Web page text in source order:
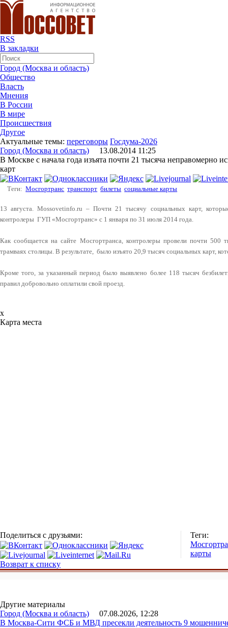
RSS
В закладки
Город (Москва и область)
Общество
Власть
Мнения
В России
В мире
Происшествия
Другое
Актуальные темы: переговоры Госдума-2026
Город (Москва и область) 13.08.2014 11:25
В Москве с начала года изъята почти 21 тысяча неправомерно
карт
Теги: Мосгортранс транспорт билеты социальные карты
13 августа. Mossovetinfo.ru – Почти 21 тысячу социальных карт,
контролеры ГУП «Мосгортранс» с 1 января по 31 июля 2014 года.
Как сообщается на сайте Мосгортранса, контролеры провели почти 500
трамваях столицы. В результате, было изъято 20,9 тысяч социальных карт,
Кроме того, за указанный период было выявлено более 118 тысяч
правил добровольно оплатили свой проезд.
x
Карта места
Поделиться с друзьями:
Теги:
карты
Возврат к списку
Другие материалы
Город (Москва и область) 07.08.2026, 12:28
В Москва-Сити ФСБ и МВД пресекли деятельность 9